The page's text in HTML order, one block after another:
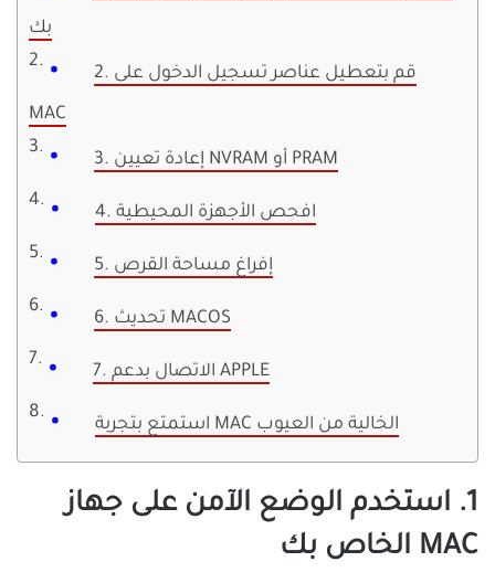
بك
2. قم بتعطيل عناصر تسجيل الدخول على
MAC
3. إعادة تعيين NVRAM أو PRAM
4. افحص الأجهزة المحيطية
5. إفراغ مساحة القرص
6. تحديث MACOS
7. الاتصال بدعم APPLE
استمتع بتجربة MAC الخالية من العيوب
1. استخدم الوضع الآمن على جهاز
MAC الخاص بك